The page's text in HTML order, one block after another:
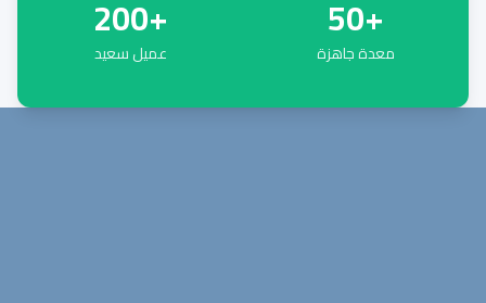
+
50
معدة جاهزة
+
200
عميل سعيد